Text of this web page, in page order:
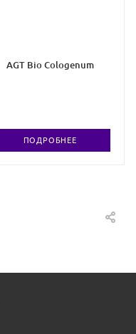
AGT Bio Cologenum
ПОДРОБНЕЕ